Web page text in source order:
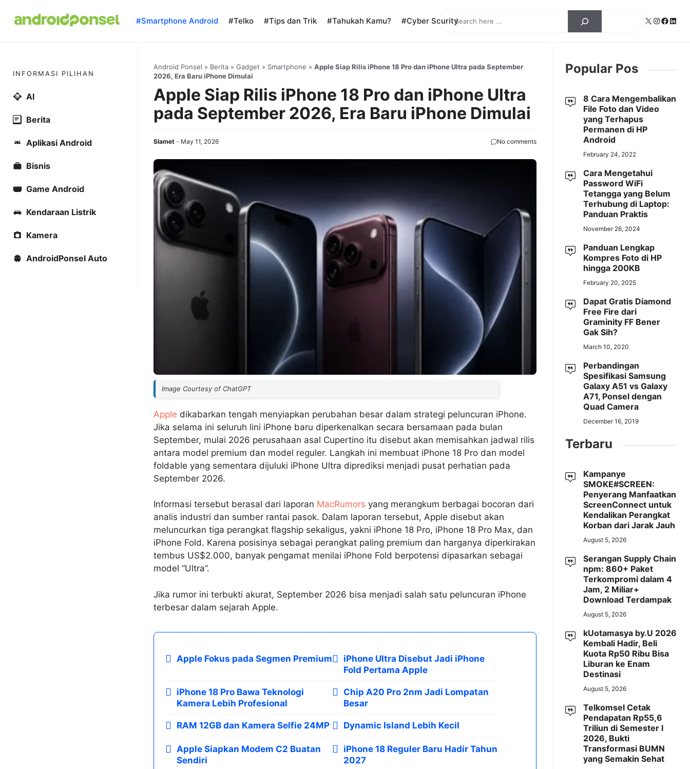
Search X Instagram
#Smartphone Android #Telko #Tips dan Trik #Tahukah Kamu? #Cyber Scurity
Android Ponsel » Berita» Gadget » Smartphone » Apple Siap Rilis iPhone 18 Pro dan iPhone Ultra pada September
2026, Era Baru iPhone Dimulai
Apple Siap Rilis iPhone 18 Pro dan iPhone Ultra
pada September 2026, Era Baru iPhone Dimulai
Slamet May 11, 2026 No comments
Image Courtesy of ChatGPT
Apple dikabarkan tengah menyiapkan perubahan besar dalam strategi peluncuran iPhone.
Jika selama ini seluruh lini iPhone baru diperkenalkan secara bersamaan pada bulan
September, mulai 2026 perusahaan asal Cupertino itu disebut akan memisahkan jadwal rilis
antara model premium dan model reguler. Langkah ini membuat iPhone 18 Pro dan model
foldable yang sementara dijuluki iPhone Ultra diprediksi menjadi pusat perhatian pada
September 2026.
Informasi tersebut berasal dari laporan MacRumors yang merangkum berbagai bocoran dari
analis industri dan sumber rantai pasok. Dalam laporan tersebut, Apple disebut akan
meluncurkan tiga perangkat flagship sekaligus, yakni iPhone 18 Pro, iPhone 18 Pro Max, dan
iPhone Fold. Karena posisinya sebagai perangkat paling premium dan harganya diperkirakan
tembus US$2.000, banyak pengamat menilai iPhone Fold berpotensi dipasarkan sebagai
model “Ultra”.
Jika rumor ini terbukti akurat, September 2026 bisa menjadi salah satu peluncuran iPhone
terbesar dalam sejarah Apple.
Apple Fokus pada Segmen Premium
iPhone Ultra Disebut Jadi iPhone
Fold Pertama Apple
iPhone 18 Pro Bawa Teknologi
Kamera Lebih Profesional
Chip A20 Pro 2nm Jadi Lompatan
Besar
RAM 12GB dan Kamera Selfie 24MP Dynamic Island Lebih Kecil
Apple Siapkan Modem C2 Buatan
Sendiri
iPhone 18 Reguler Baru Hadir Tahun
2027
INFORMASI PILIHAN
AI
Berita
Aplikasi Android
Bisnis
Game Android
Kendaraan Listrik
Kamera
AndroidPonsel Auto
Popular Pos
8 Cara Mengembalikan
File Foto dan Video
yang Terhapus
Permanen di HP
Android
February 24, 2022
Cara Mengetahui
Password WiFi
Tetangga yang Belum
Terhubung di Laptop:
Panduan Praktis
November 26, 2024
Panduan Lengkap
Kompres Foto di HP
hingga 200KB
February 20, 2025
Dapat Gratis Diamond
Free Fire dari
Graminity FF Bener
Gak Sih?
March 10, 2020
Perbandingan
Spesifikasi Samsung
Galaxy A51 vs Galaxy
A71, Ponsel dengan
Quad Camera
December 16, 2019
Terbaru
Kampanye
SMOKE#SCREEN:
Penyerang Manfaatkan
ScreenConnect untuk
Kendalikan Perangkat
Korban dari Jarak Jauh
August 5, 2026
Serangan Supply Chain
npm: 860+ Paket
Terkompromi dalam 4
Jam, 2 Miliar+
Download Terdampak
August 5, 2026
kUotamasya by.U 2026
Kembali Hadir, Beli
Kuota Rp50 Ribu Bisa
Liburan ke Enam
Destinasi
August 5, 2026
Telkomsel Cetak
Pendapatan Rp55,6
Triliun di Semester I
2026, Bukti
Transformasi BUMN
yang Semakin Sehat